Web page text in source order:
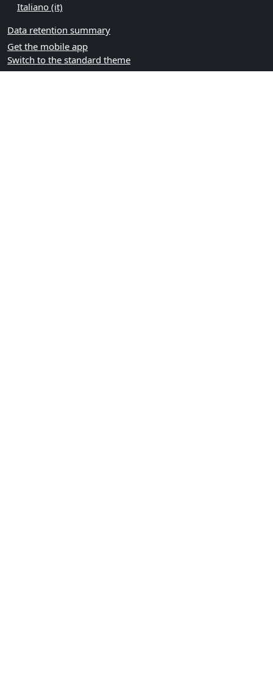
Italiano ‎(it)‎
Data retention summary
Get the mobile app
Switch to the standard theme